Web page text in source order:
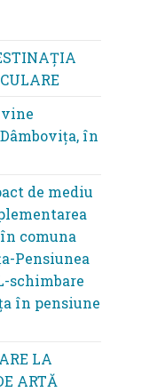
vine
în
de mediu
comuna
Pensiunea
schimbare
în pensiune
LA
ARTĂ